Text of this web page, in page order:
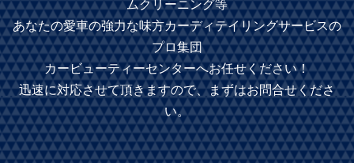
ムクリーニング等
あなたの愛車の強力な味方カーディテイリングサービスの
プロ集団
カービューティーセンターへお任せください！
迅速に対応させて頂きますので、まずはお問合せくださ
い。